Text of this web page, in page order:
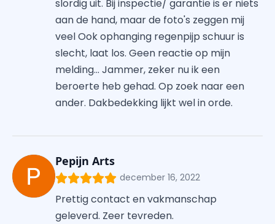
slordig uit. Bij inspectie/ garantie is er niets
aan de hand, maar de foto's zeggen mij
veel Ook ophanging regenpijp schuur is
slecht, laat los. Geen reactie op mijn
melding... Jammer, zeker nu ik een
beroerte heb gehad. Op zoek naar een
ander. Dakbedekking lijkt wel in orde.
Pepijn Arts
december 16, 2022
Prettig contact en vakmanschap
geleverd. Zeer tevreden.